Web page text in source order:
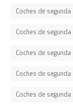
Coches de
Coches de
Coches de
Coches de
Coches de